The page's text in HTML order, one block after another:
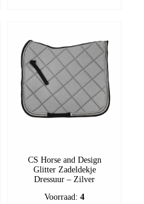
CS Horse and Design
Glitter Zadeldekje
Dressuur – Zilver
Voorraad:4